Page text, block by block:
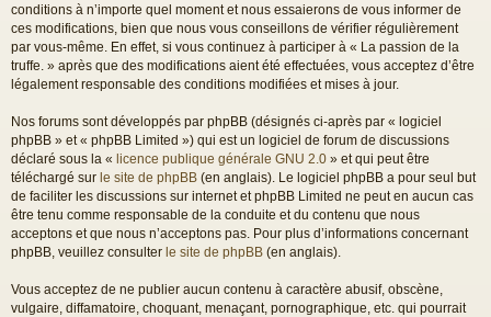
conditions à n’importe quel moment et nous essaierons de vous informer de
ces modifications, bien que nous vous conseillons de vérifier régulièrement
par vous-même. En effet, si vous continuez à participer à « La passion de la
truffe. » après que des modifications aient été effectuées, vous acceptez d’être
légalement responsable des conditions modifiées et mises à jour.
Nos forums sont développés par phpBB (désignés ci-après par « logiciel
phpBB » et « phpBB Limited ») qui est un logiciel de forum de discussions
déclaré sous la « licence publique générale GNU 2.0 » et qui peut être
téléchargé sur le site de phpBB (en anglais). Le logiciel phpBB a pour seul but
de faciliter les discussions sur internet et phpBB Limited ne peut en aucun cas
être tenu comme responsable de la conduite et du contenu que nous
acceptons et que nous n’acceptons pas. Pour plus d’informations concernant
phpBB, veuillez consulter le site de phpBB (en anglais).
Vous acceptez de ne publier aucun contenu à caractère abusif, obscène,
vulgaire, diffamatoire, choquant, menaçant, pornographique, etc. qui pourrait